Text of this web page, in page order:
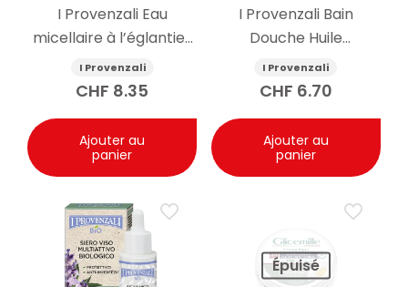
I Provenzali Eau
micellaire à l’églantier
bio 400ml
I Provenzali
CHF 8.35
Ajouter au
panier
I Provenzali Bain
Douche Huile
d’Amande Douce
400ml
I Provenzali
CHF 6.70
Ajouter au
panier
Épuisé